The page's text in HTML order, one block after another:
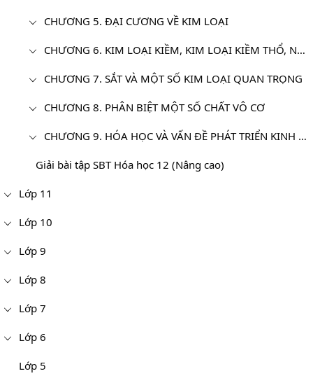
CHƯƠNG 5. ĐẠI CƯƠNG VỀ KIM LOẠI
CHƯƠNG 6. KIM LOẠI KIỀM, KIM LOẠI KIỀM THỔ, NHÔM
CHƯƠNG 7. SẮT VÀ MỘT SỐ KIM LOẠI QUAN TRỌNG
CHƯƠNG 8. PHÂN BIỆT MỘT SỐ CHẤT VÔ CƠ
CHƯƠNG 9. HÓA HỌC VÀ VẤN ĐỀ PHÁT TRIỂN KINH TẾ, XÃ HỘI VÀ MÔI TRƯỜNG
Giải bài tập SBT Hóa học 12 (Nâng cao)
Lớp 11
Lớp 10
Lớp 9
Lớp 8
Lớp 7
Lớp 6
Lớp 5